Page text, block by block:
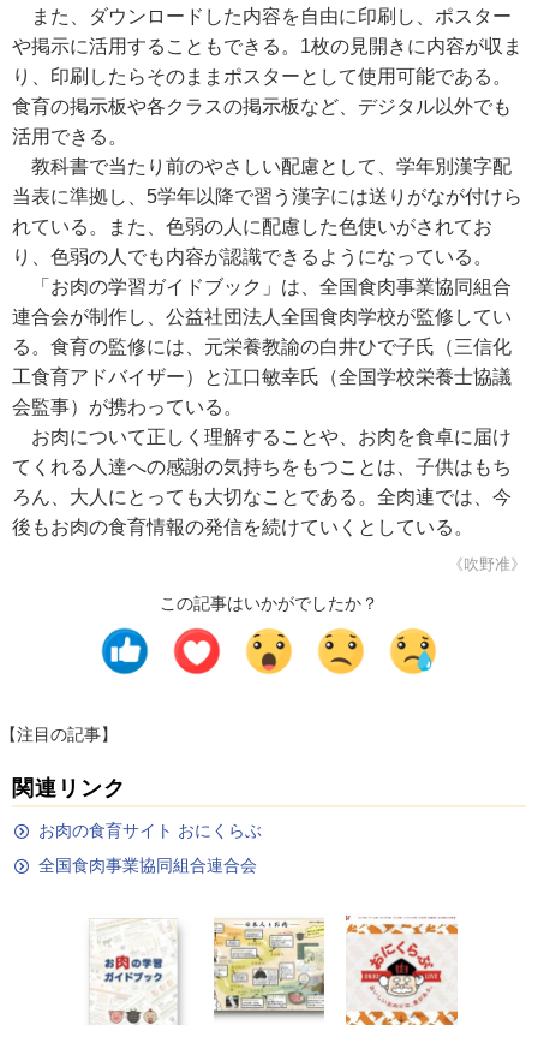
また、ダウンロードした内容を自由に印刷し、ポスター
や掲示に活用することもできる。1枚の見開きに内容が収ま
り、印刷したらそのままポスターとして使用可能である。
食育の掲示板や各クラスの掲示板など、デジタル以外でも
活用できる。
教科書で当たり前のやさしい配慮として、学年別漢字配
当表に準拠し、5学年以降で習う漢字には送りがなが付けら
れている。また、色弱の人に配慮した色使いがされてお
り、色弱の人でも内容が認識できるようになっている。
「お肉の学習ガイドブック」は、全国食肉事業協同組合
連合会が制作し、公益社団法人全国食肉学校が監修してい
る。食育の監修には、元栄養教諭の白井ひで子氏（三信化
工食育アドバイザー）と江口敏幸氏（全国学校栄養士協議
会監事）が携わっている。
お肉について正しく理解することや、お肉を食卓に届け
てくれる人達への感謝の気持ちをもつことは、子供はもち
ろん、大人にとっても大切なことである。全肉連では、今
後もお肉の食育情報の発信を続けていくとしている。
《吹野准》
この記事はいかがでしたか？
【注目の記事】
関連リンク
お肉の食育サイト おにくらぶ
全国食肉事業協同組合連合会